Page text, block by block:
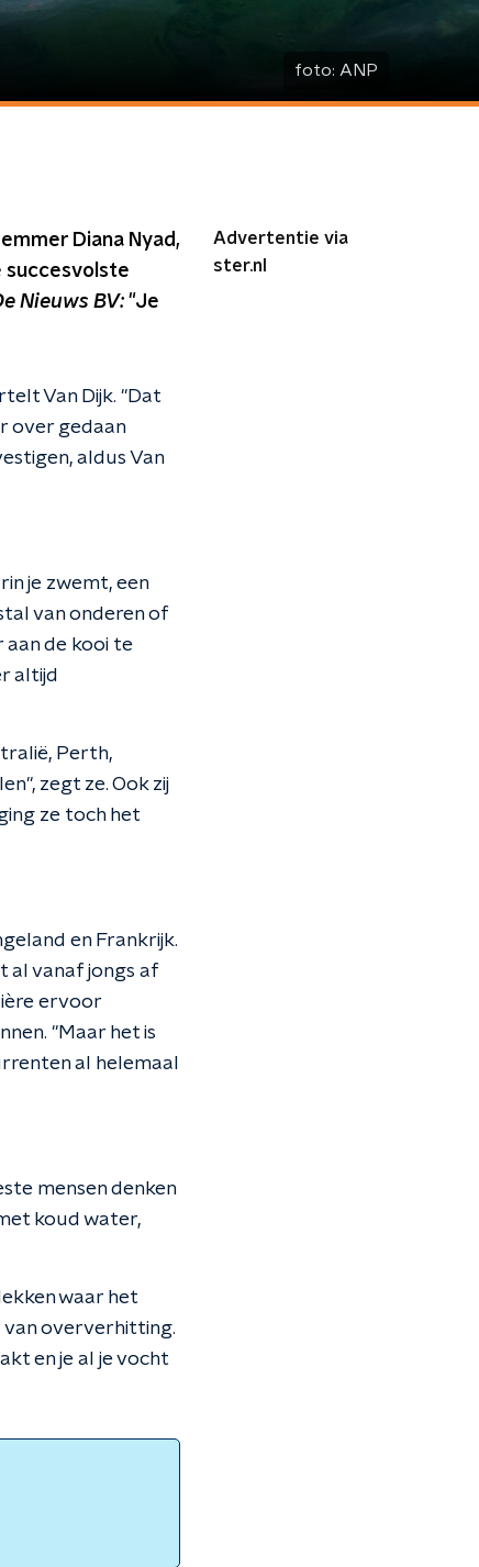
foto: ANP
Diana Nyad,
succesvolste
Nieuws BV: "Je
Van Dijk. "Dat
over gedaan
aldus Van
je zwemt, een
van onderen of
aan de kooi te
altijd
Perth,
zegt ze. Ook zij
ze toch het
en Frankrijk.
al vanaf jongs af
ervoor
"Maar het is
al helemaal
mensen denken
koud water,
waar het
van oververhitting.
en je al je vocht
Advertentie via
ster.nl